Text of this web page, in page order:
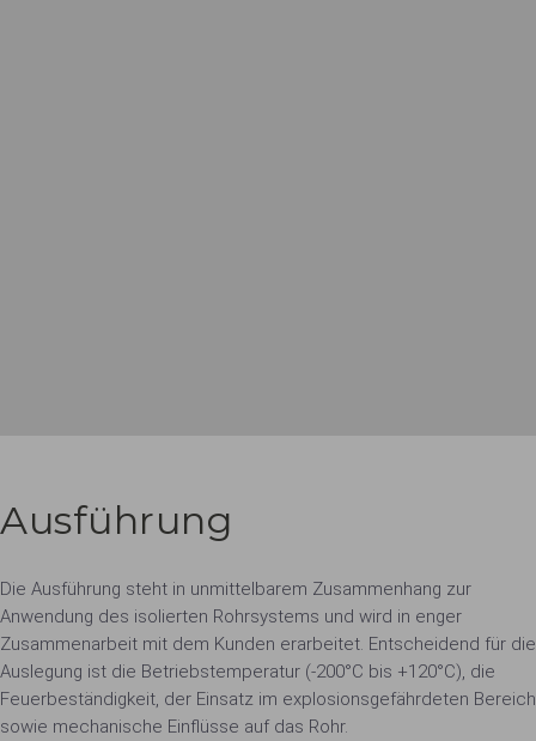
Ausführung
Die Ausführung steht in unmittelbarem Zusammenhang zur
Anwendung des isolierten Rohrsystems und wird in enger
Zusammenarbeit mit dem Kunden erarbeitet. Entscheidend für die
Auslegung ist die Betriebstemperatur (-200°C bis +120°C), die
Feuerbeständigkeit, der Einsatz im explosionsgefährdeten Bereich
sowie mechanische Einflüsse auf das Rohr.